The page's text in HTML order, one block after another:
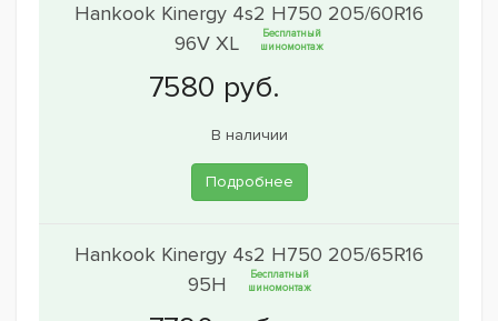
Hankook Kinergy 4s2 H750 205/60R16
96V XL
Бесплатный
шиномонтаж
В наличии
Подробнее
Hankook Kinergy 4s2 H750 205/65R16
95H
Бесплатный
шиномонтаж